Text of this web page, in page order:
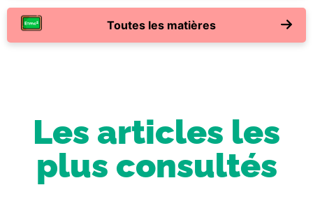
Toutes les matières
Les articles les
plus consultés